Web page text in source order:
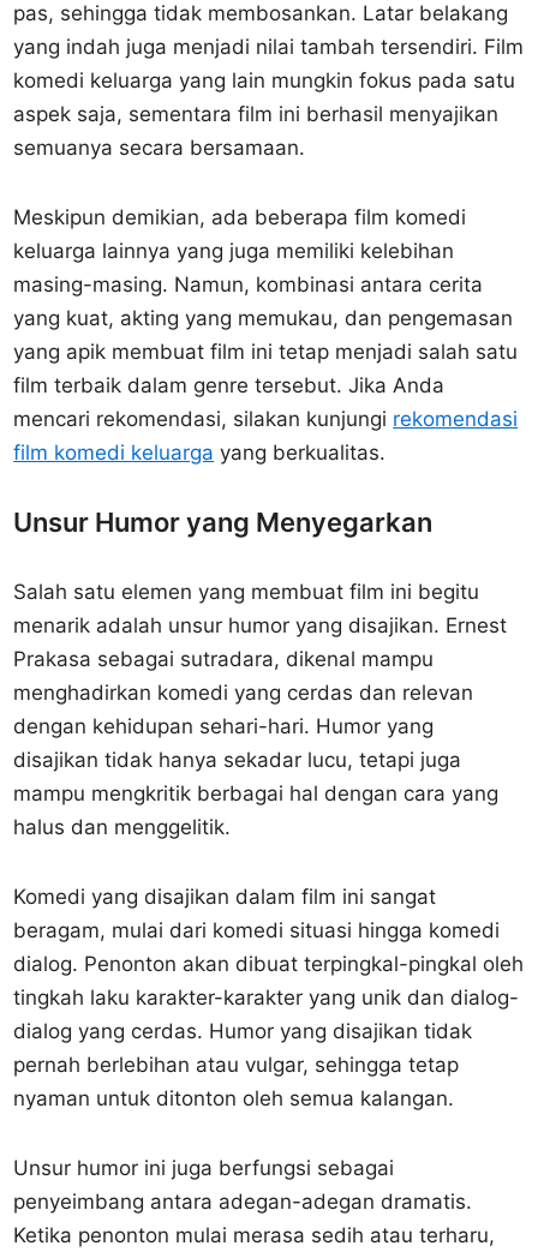
pas, sehingga tidak membosankan. Latar belakang
yang indah juga menjadi nilai tambah tersendiri. Film
komedi keluarga yang lain mungkin fokus pada satu
aspek saja, sementara film ini berhasil menyajikan
semuanya secara bersamaan.
Meskipun demikian, ada beberapa film komedi
keluarga lainnya yang juga memiliki kelebihan
masing-masing. Namun, kombinasi antara cerita
yang kuat, akting yang memukau, dan pengemasan
yang apik membuat film ini tetap menjadi salah satu
film terbaik dalam genre tersebut. Jika Anda
mencari rekomendasi, silakan kunjungi rekomendasi
film komedi keluarga yang berkualitas.
Unsur Humor yang Menyegarkan
Salah satu elemen yang membuat film ini begitu
menarik adalah unsur humor yang disajikan. Ernest
Prakasa sebagai sutradara, dikenal mampu
menghadirkan komedi yang cerdas dan relevan
dengan kehidupan sehari-hari. Humor yang
disajikan tidak hanya sekadar lucu, tetapi juga
mampu mengkritik berbagai hal dengan cara yang
halus dan menggelitik.
Komedi yang disajikan dalam film ini sangat
beragam, mulai dari komedi situasi hingga komedi
dialog. Penonton akan dibuat terpingkal-pingkal oleh
tingkah laku karakter-karakter yang unik dan dialog-
dialog yang cerdas. Humor yang disajikan tidak
pernah berlebihan atau vulgar, sehingga tetap
nyaman untuk ditonton oleh semua kalangan.
Unsur humor ini juga berfungsi sebagai
penyeimbang antara adegan-adegan dramatis.
Ketika penonton mulai merasa sedih atau terharu,